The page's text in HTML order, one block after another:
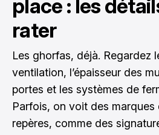
place : les
rater
Les ghorfas, déjà. Regardez
ventilation, l’épaisseur des
portes et les systèmes de
Parfois, on voit des marques
repères, comme des